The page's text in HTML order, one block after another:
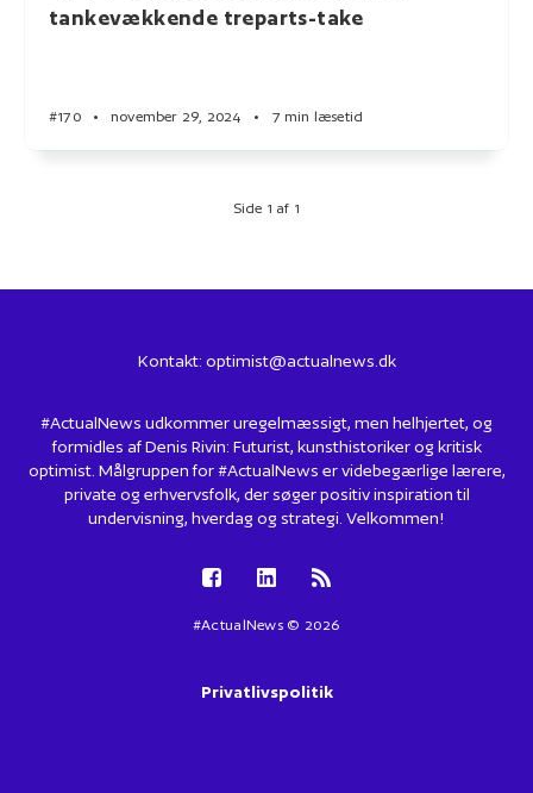
tankevækkende treparts-take
#170 • november 29, 2024 • 7 min læsetid
Side 1 af 1
Kontakt: optimist@actualnews.dk
#ActualNews udkommer uregelmæssigt, men helhjertet, og
formidles af Denis Rivin: Futurist, kunsthistoriker og kritisk
optimist. Målgruppen for #ActualNews er videbegærlige lærere,
private og erhvervsfolk, der søger positiv inspiration til
undervisning, hverdag og strategi. Velkommen!
#ActualNews © 2026
Privatlivspolitik